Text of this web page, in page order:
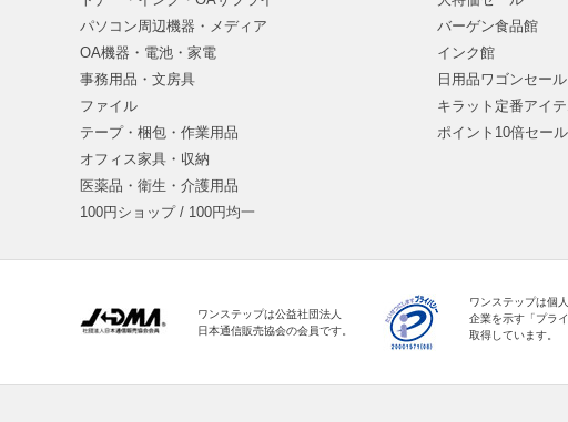
パソコン周辺機器・メディア
OA機器・電池・家電
事務用品・文房具
ファイル
テープ・梱包・作業用品
オフィス家具・収納
医薬品・衛生・介護用品
100円ショップ / 100円均一
バーゲン食品館
インク館
日用品ワゴンセール
キラット定番アイ
ポイント10倍セール
ワンステップは公益社団法人
日本通信販売協会の会員です。
ワンステップは個
企業を示す「プラ
取得しています。